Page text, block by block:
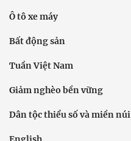
Ô tô xe máy
Bất động sản
Tuần Việt Nam
Giảm nghèo bền vững
Dân tộc thiểu số và miền núi